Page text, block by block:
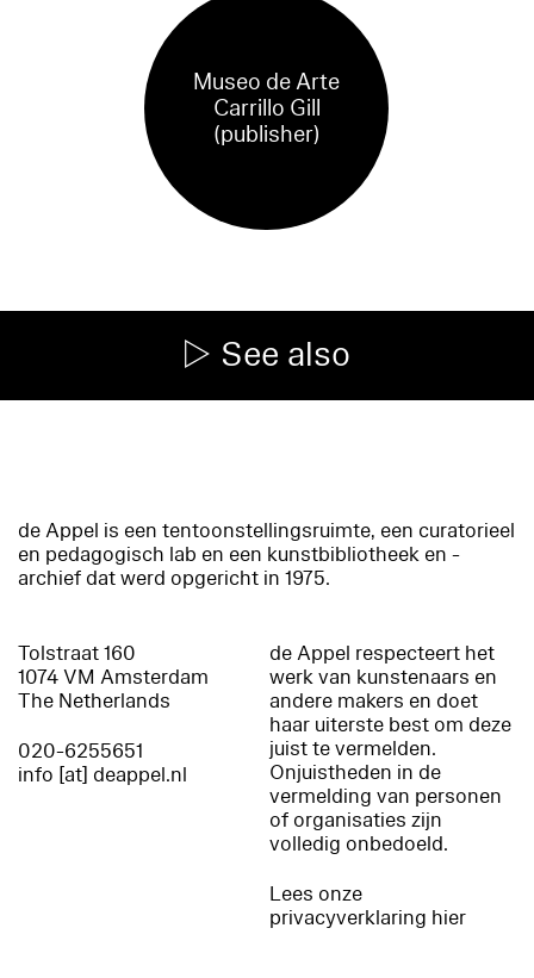
Museo de Arte
Carrillo Gill
(publisher)
See also
de Appel is een tentoonstellingsruimte, een curatorieel
en pedagogisch lab en een kunstbibliotheek en -
archief dat werd opgericht in 1975.
Tolstraat 160
1074 VM Amsterdam
The Netherlands
020-6255651
info [at] deappel.nl
de Appel respecteert het
werk van kunstenaars en
andere makers en doet
haar uiterste best om deze
juist te vermelden.
Onjuistheden in de
vermelding van personen
of organisaties zijn
volledig onbedoeld.
Lees onze
privacyverklaring hier